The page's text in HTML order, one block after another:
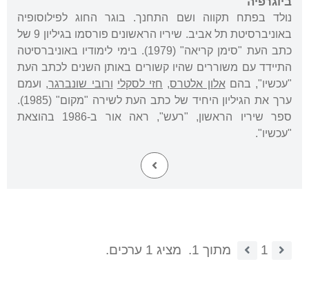
נולד בפתח תקווה ושם התחנך. בוגר החוג לפילוסופיה
באוניברסיטת תל אביב. שיריו הראשונים פורסמו בגיליון 9 של
כתב העת "סימן קריאה" (1979). בימי לימודיו באוניברסיטה
התיידד עם משוררים שהיו קשורים באותן השנים לכתב העת
"עכשיו", בהםאלון אלטרס, חזי לסקלי ורובי שונברגר, ועמם
ערך את הגיליון היחיד של כתב העת לשירה "מקום" (1985).
ספר שיריו הראשון, "רעש", ראה אור ב-1986 בהוצאת
"עכשיו".
1 מתוך 1. מציג 1 ערכים.